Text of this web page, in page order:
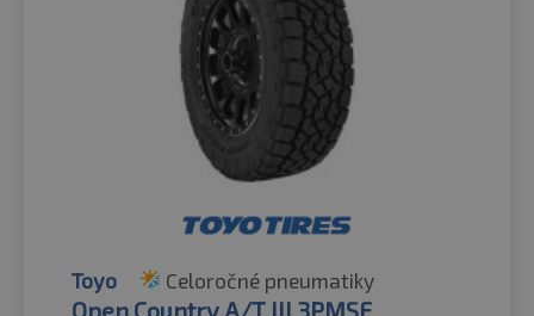
Toyo Celoročné pneumatiky
Open Country A/T III 3PMSF